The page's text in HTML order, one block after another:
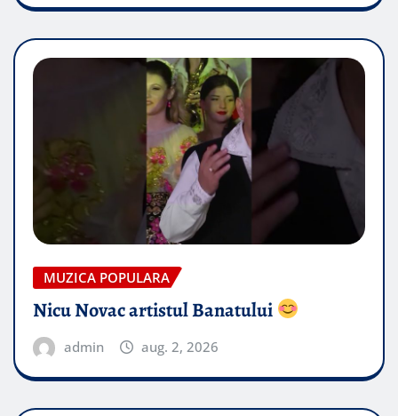
MUZICA POPULARA
Nicu Novac artistul Banatului
admin aug. 2, 2026